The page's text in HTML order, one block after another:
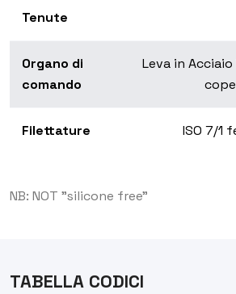
Tenute
Organo di
comando
Leva in
Filettature ISO 7/1
NB: NOT "silicone free"
TABELLA CODICI